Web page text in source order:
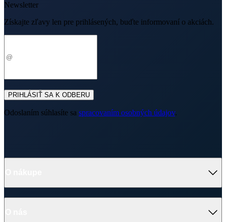
Newsletter
Získajte zľavy len pre prihlásených, buďte informovaní o akciách.
PRIHLÁSIŤ SA K ODBERU
Odoslaním súhlasíte sa spracovaním osobných údajov.
Výhody oblečenia CityZen